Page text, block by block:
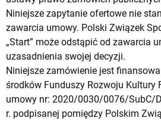
Niniejsze zapytanie ofertowe nie
zawarcia umowy. Polski Związek
„Start” może odstąpić od zawarcia
uzasadnienia swojej decyzji.
Niniejsze zamówienie jest
środków Funduszy Rozwoju Kultury
umowy nr: 2020/0030/0076/SubC/
r. podpisanej pomiędzy Polskim